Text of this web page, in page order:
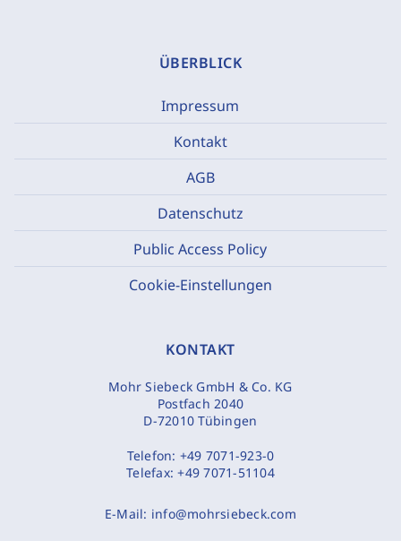
ÜBERBLICK
Impressum
Kontakt
AGB
Datenschutz
Public Access Policy
Cookie-Einstellungen
KONTAKT
Mohr Siebeck GmbH & Co. KG
Postfach 2040
D-72010 Tübingen
Telefon: +49 7071-923-0
Telefax:+49 7071-51104
E-Mail: info@mohrsiebeck.com